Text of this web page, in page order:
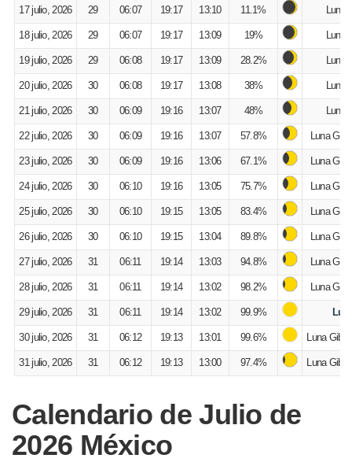
17 julio, 2026 29 06:07 19:17 13:10 11.1% Luna
18 julio, 2026 29 06:07 19:17 13:09 19% Luna
19 julio, 2026 29 06:08 19:17 13:09 28.2% Luna
20 julio, 2026 30 06:08 19:17 13:08 38% Luna
21 julio, 2026 30 06:09 19:16 13:07 48% Luna
22 julio, 2026 30 06:09 19:16 13:07 57.8% Luna
23 julio, 2026 30 06:09 19:16 13:06 67.1% Luna
24 julio, 2026 30 06:10 19:16 13:05 75.7% Luna
25 julio, 2026 30 06:10 19:15 13:05 83.4% Luna
26 julio, 2026 30 06:10 19:15 13:04 89.8% Luna
27 julio, 2026 31 06:11 19:14 13:03 94.8% Luna
28 julio, 2026 31 06:11 19:14 13:02 98.2% Luna
29 julio, 2026 31 06:11 19:14 13:02 99.9%
30 julio, 2026 31 06:12 19:13 13:01 99.6% Luna
31 julio, 2026 31 06:12 19:13 13:00 97.4% Luna
Calendario de Julio de
2026 México